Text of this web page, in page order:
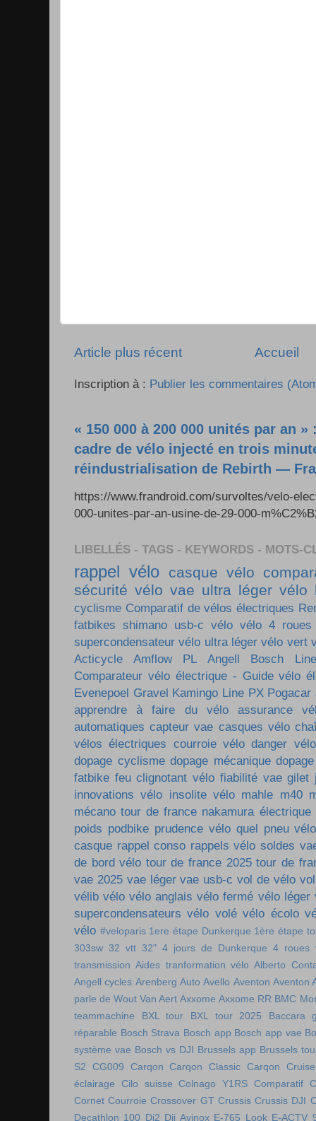
Article plus récent Accueil
Inscription à : Publier les commentaires
« 150 000 à 200 000 unités par an »
cadre de vélo injecté en trois
réindustrialisation de Rebirth —
https://www.frandroid.com/survoltes/velo-
000-unites-par-an-usine-de-29-000-
LIBELLÉS - TAGS - KEYWORDS - MOTS-
rappel vélo casque vélo
sécurité vélo vae ultra léger vélo
cyclisme Comparatif de vélos électriques
fatbikes shimano usb-c vélo vélo 4 roues
supercondensateur vélo ultra léger vélo vert
Acticycle
Amflow PL Angell
Bosch
Comparateur vélo électrique - Guide vélo
Evenepoel Gravel Kamingo Line PX Pogacar
apprendre à faire du vélo
assurance
automatiques capteur vae casques vélo
vélos électriques courroie vélo danger vélo
dopage cyclisme dopage mécanique
fatbike feu clignotant vélo fiabilité vae gilet
innovations vélo insolite vélo mahle m40
mécano tour de france nakamura électrique
poids podbike prudence vélo quel pneu vélo
casque rappel conso rappels vélo soldes
de bord vélo tour de france 2025 tour de
vae 2025 vae léger vae usb-c vol de vélo
vélib vélo vélo anglais vélo fermé vélo léger
supercondensateurs vélo volé vélo écolo
vélo #veloparis 1ere étape Dunkerque 1ère étape
303sw 32 vtt 32" 4 jours de Dunkerque 4 roues
transmission Aides tranformation vélo Alberto
Angell cycles Arenberg Auto Avello Aventon Aventon
parle de Wout Van Aert Axxome Axxome RR BMC
teammachine
BXL tour BXL tour 2025
Baccara
réparable Bosch Strava Bosch app Bosch app vae
système vae Bosch vs DJI Brussels app Brussels
S2
CG009 Carqon Carqon Classic Carqon Cruise
éclairage
Cilo suisse Colnago Y1RS Comparatif
Cornet Courroie Crossover GT Crussis Crussis DJI
Decathlon 100 Di2 Dji Avinox E-765 Look E-ACTV